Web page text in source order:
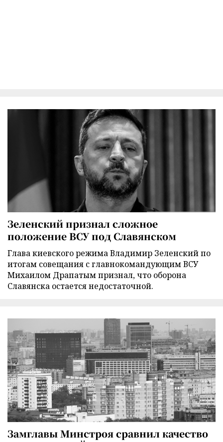
Зеленский признал сложное
положение ВСУ под Славянском
Глава киевского режима Владимир Зеленский по
итогам совещания с главнокомандующим ВСУ
Михаилом Драпатым признал, что оборона
Славянска остается недостаточной.
Замглавы Минстроя сравнил качество